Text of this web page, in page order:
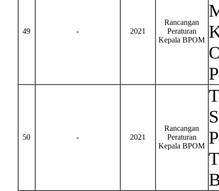
49 - 2021
Rancangan
Peraturan
Kepala BPOM
50 - 2021
Rancangan
Peraturan
Kepala BPOM